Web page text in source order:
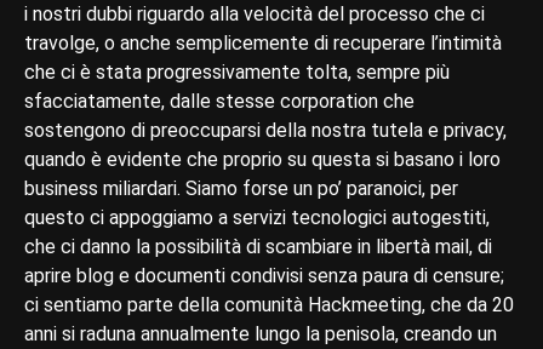
i nostri dubbi riguardo alla velocità del processo che ci
travolge, o anche semplicemente di recuperare l’intimità
che ci è stata progressivamente tolta, sempre più
sfacciatamente, dalle stesse corporation che
sostengono di preoccuparsi della nostra tutela e privacy,
quando è evidente che proprio su questa si basano i loro
business miliardari. Siamo forse un po’ paranoici, per
questo ci appoggiamo a servizi tecnologici autogestiti,
che ci danno la possibilità di scambiare in libertà mail, di
aprire blog e documenti condivisi senza paura di censure;
ci sentiamo parte della comunità Hackmeeting, che da 20
anni si raduna annualmente lungo la penisola, creando un